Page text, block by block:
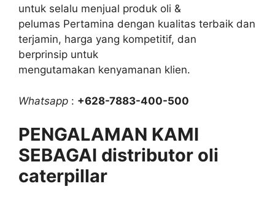
untuk selalu menjual produk oli &
pelumas Pertamina dengan kualitas terbaik dan
terjamin, harga yang kompetitif, dan
berprinsip untuk
mengutamakan kenyamanan klien.
Whatsapp : +628-7883-400-500
PENGALAMAN KAMI
SEBAGAI distributor oli
caterpillar